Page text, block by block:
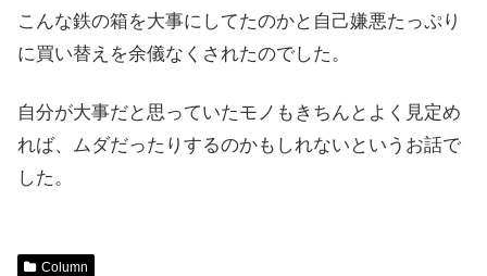
こんな鉄の箱を大事にしてたのかと自己嫌悪たっぷり
に買い替えを余儀なくされたのでした。
自分が大事だと思っていたモノもきちんとよく見定め
れば、ムダだったりするのかもしれないというお話で
した。
Column